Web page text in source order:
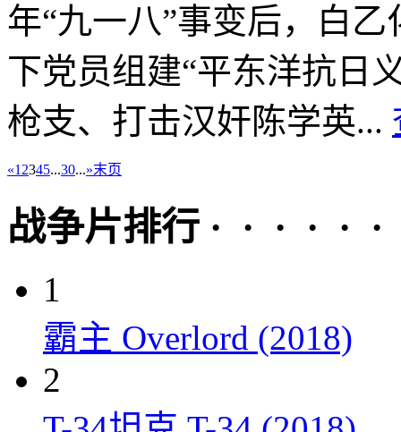
年“九一八”事变后，白
下党员组建“平东洋抗日
枪支、打击汉奸陈学英...
«1 2345...30...»末页
战争片排行 · · · · · ·
1
霸主 Overlord (2018)
2